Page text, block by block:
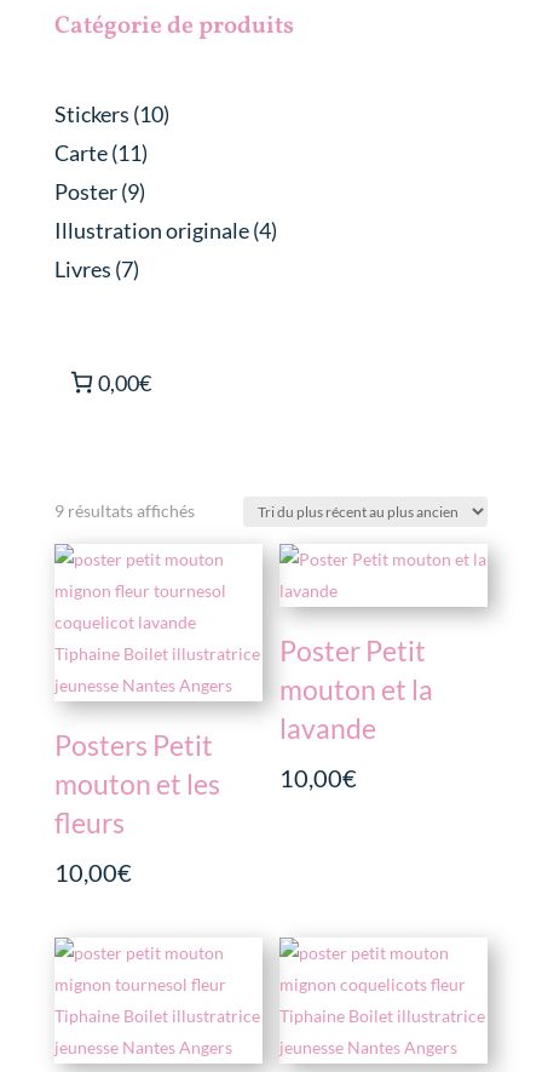
Catégorie de produits
Stickers 1010
Carte 1111
produits
Poster 99
produits
Illustration originale 44
Livres 77
0,00€
9 résultats affichésTrié
plus
récent
au
plus
Posters Petit
mouton et les
fleurs
10,00€
Poster Petit
mouton et la
lavande
10,00€